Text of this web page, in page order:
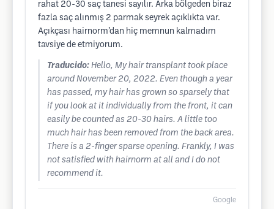
rahat 20-30 saç tanesi sayılır. Arka bölgeden biraz
fazla saç alınmış 2 parmak seyrek açıklıkta var.
Açıkçası hairnorm’dan hiç memnun kalmadım
tavsiye de etmiyorum.
Traducido: Hello, My hair transplant took place
around November 20, 2022. Even though a year
has passed, my hair has grown so sparsely that
if you look at it individually from the front, it can
easily be counted as 20-30 hairs. A little too
much hair has been removed from the back area.
There is a 2-finger sparse opening. Frankly, I was
not satisfied with hairnorm at all and I do not
recommend it.
Google